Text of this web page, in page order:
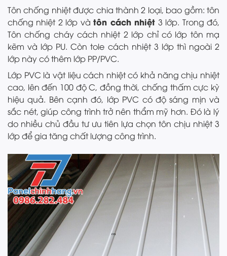
Tôn chống nhiệt được chia thành 2 loại, bao gồm: tôn
chống nhiệt 2 lớp vàtôn cách nhiệt 3 lớp. Trong đó,
Tôn chống cháy cách nhiệt 2 lớp chỉ có lớp tôn mạ
kẽm và lớp PU. Còn tole cách nhiệt 3 lớp thì ngoài 2
lớp này có thêm lớp PP/PVC.
Lớp PVC là vật liệu cách nhiệt có khả năng chịu nhiệt
cao, lên đến 100 độ C, đồng thời, chống thấm cực kỳ
hiệu quả. Bên cạnh đó, lớp PVC có độ sáng mịn và
sắc nét, giúp công trình trở nên thẩm mỹ hơn. Đó là lý
do nhiều chủ đầu tư ưu tiên lựa chọn tôn chịu nhiệt 3
lớp để gia tăng chất lượng công trình.